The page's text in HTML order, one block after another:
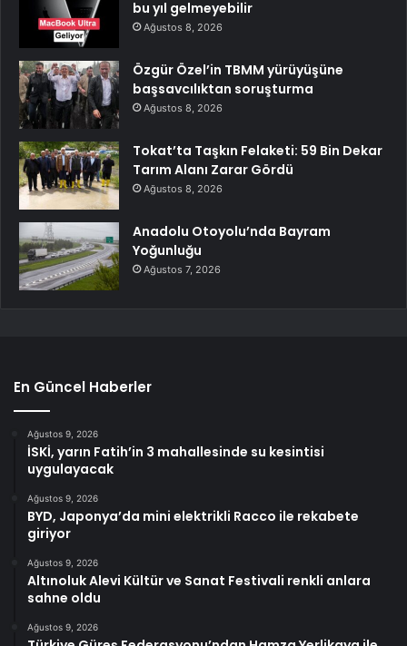
bu yıl gelmeyebilir
Ağustos 8, 2026
Özgür Özel’in TBMM yürüyüşüne
başsavcılıktan soruşturma
Ağustos 8, 2026
Tokat’ta Taşkın Felaketi: 59 Bin Dekar
Tarım Alanı Zarar Gördü
Ağustos 8, 2026
Anadolu Otoyolu’nda Bayram
Yoğunluğu
Ağustos 7, 2026
En Güncel Haberler
Ağustos 9, 2026
İSKİ, yarın Fatih’in 3 mahallesinde su kesintisi
uygulayacak
Ağustos 9, 2026
BYD, Japonya’da mini elektrikli Racco ile rekabete
giriyor
Ağustos 9, 2026
Altınoluk Alevi Kültür ve Sanat Festivali renkli anlara
sahne oldu
Ağustos 9, 2026